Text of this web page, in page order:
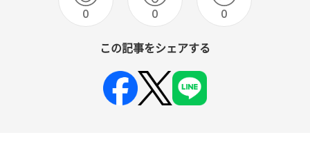
0 0 0
この記事をシェアする